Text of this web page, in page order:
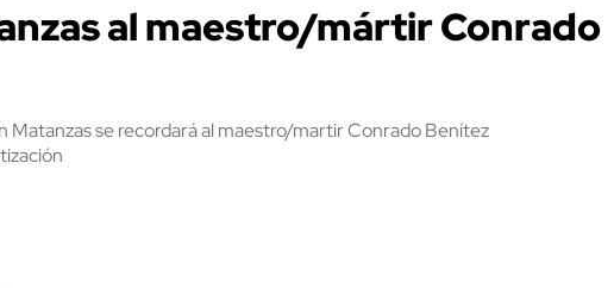
al maestro/mártir Conrado
Matanzas se recordará al maestro/martir Conrado Benítez